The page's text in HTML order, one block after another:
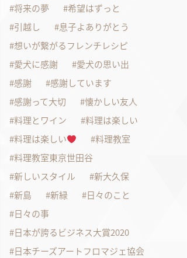
将来の夢
希望はずっと
引越し
息子よありがとう
想いが繋がるフレンチレシピ
愛犬に感謝
愛犬の思い出
感謝
感謝しています
感謝って大切
懐かしい友人
料理とワイン
料理は楽しい
料理は楽しい
料理教室
料理教室東京世田谷
新しいスタイル
新大久保
新島
新緑
日々のこと
日々の事
日本が誇るビジネス大賞2020
日本チーズアートフロマジェ協会